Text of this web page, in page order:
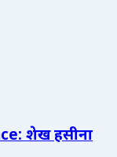
शेख हसीना